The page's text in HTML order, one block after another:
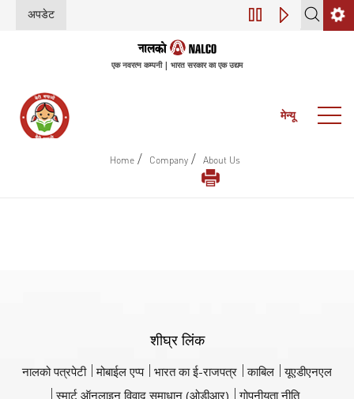
अपडेट डिजिटल परिवर्तन
एक नवरत्न कम्पनी | भारत सरकार का एक उद्यम
मेन्यू
Home / Company / About Us
शीघ्र लिंक
नालको पत्रपेटी मोबाईल एप्प भारत का ई-राजपत्र काबिल
यूएडीएनएल
स्मार्ट ऑनलाइन विवाद समाधान (ओडीआर)
गोपनीयता नीति